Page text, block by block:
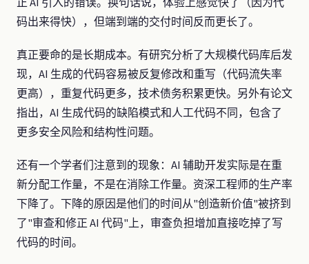
码出来得快），但端到端的交付时间反而更长了。
真正要命的是长期成本。有研究分析了大规模代码库后发
现，AI 生成的代码容易被反复修改和重写（代码流失率
更高），重复代码更多，技术债务积累更快。另外有论文
指出，AI 生成代码的缺陷模式和人工代码不同，包含了
更多安全风险和结构性问题。
还有一个学者们注意到的现象：AI 辅助开发实际是在重
新分配工作量，不是在消除工作量。资深工程师的生产率
下降了。下降的原因是他们的时间从"创造新价值"被挤到
了"审查和修正 AI 代码"上，审查负担增加直接吃掉了写
代码的时间。